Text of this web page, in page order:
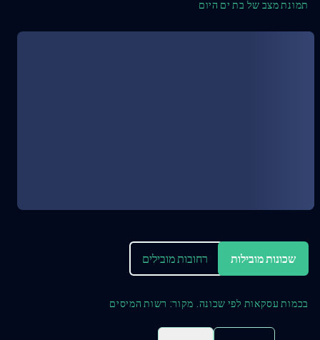
תמונת מצב של בת ים היום
שכונות מובילות רחובות מובילים
בכמות עסקאות לפי שכונה. מקור: רשות המיסים